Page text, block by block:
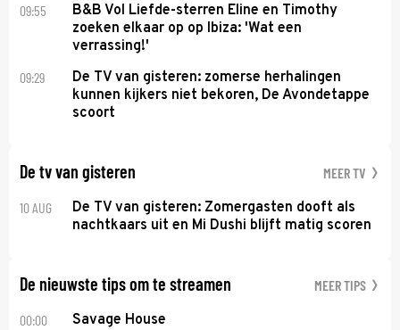
09:55
B&B Vol Liefde-sterren Eline en Timothy
zoeken elkaar op op Ibiza: 'Wat een
verrassing!'
09:29
De TV van gisteren: zomerse herhalingen
kunnen kijkers niet bekoren, De Avondetappe
scoort
De tv van gisteren MEER TV
10 AUG
De TV van gisteren: Zomergasten dooft als
nachtkaars uit en Mi Dushi blijft matig scoren
De nieuwste tips om te streamen MEER TIPS
00:00 Savage House